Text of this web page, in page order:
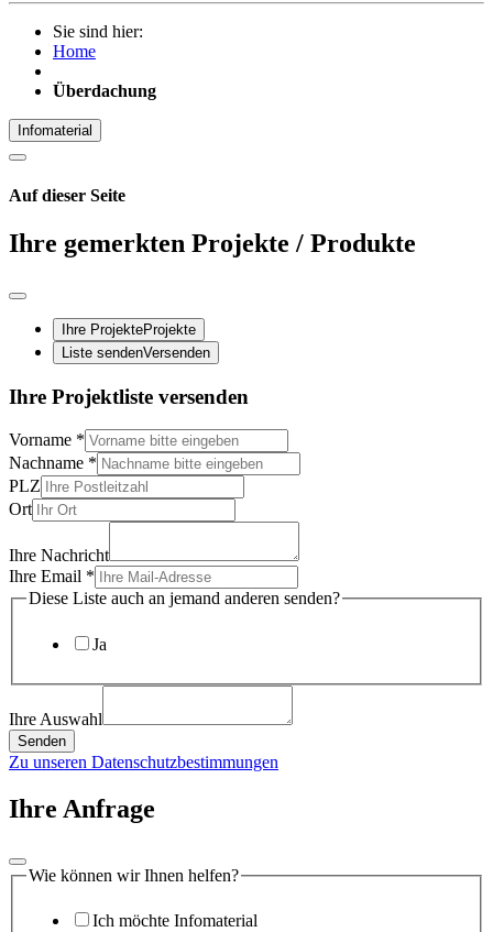
Sie sind hier:
Home
Überdachung
Infomaterial
Auf dieser Seite
Ihre gemerkten Projekte / Produkte
Ihre ProjekteProjekte
Liste sendenVersenden
Ihre Projektliste versenden
Vorname *
Nachname *
PLZ
Ort
Ihre Nachricht
Ihre Email *
Diese Liste auch an jemand anderen senden?
Ja
Ihre Auswahl
Senden
Zu unseren Datenschutzbestimmungen
Ihre Anfrage
Wie können wir Ihnen helfen?
Ich möchte Infomaterial